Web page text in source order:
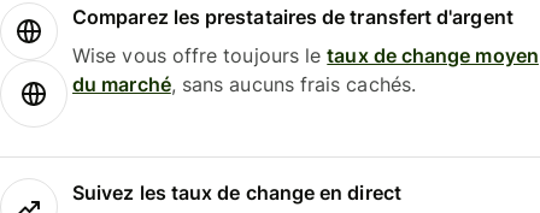
Comparez les prestataires de transfert d'argent
Wise vous offre toujours letaux de change moyen
du marché, sans aucuns frais cachés.
Suivez les taux de change en direct